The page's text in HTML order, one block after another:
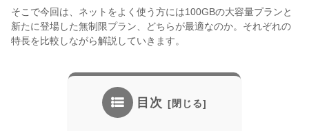
そこで今回は、ネットをよく使う方には100GBの大容量プランと
新たに登場した無制限プラン、どちらが最適なのか。それぞれの
特長を比較しながら解説していきます。
目次